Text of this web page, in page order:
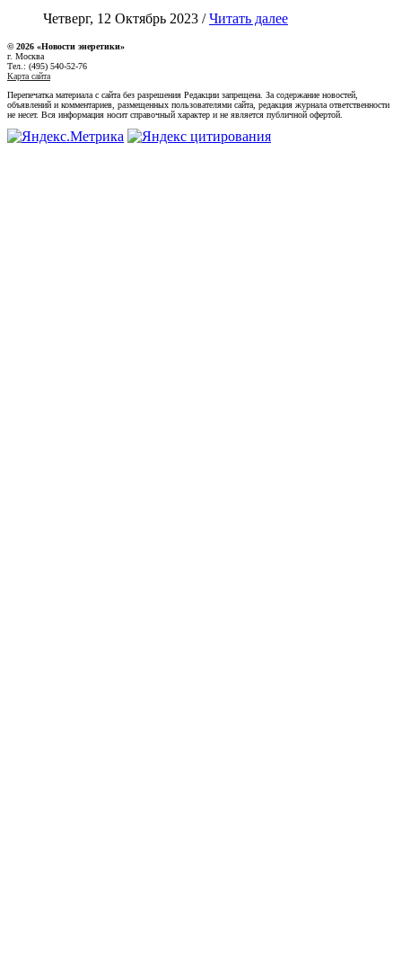
Четверг, 12 Октябрь 2023 /Читать далее
© 2026 «Новости энеретики»
г. Москва
Тел.: (495) 540-52-76
Карта сайта
Перепечатка материала с сайта без разрешения Редакции запрещена. За содержание новостей,
объявлений и комментариев, размещенных пользователями сайта, редакция журнала ответственности
не несет. Вся информация носит справочный характер и не является публичной офертой.